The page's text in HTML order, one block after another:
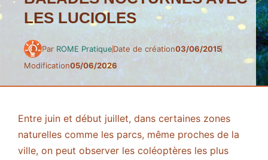
LES LUCIOLES
Par ROME PratiqueDate de création03/06/2015
Modification05/06/2026
Entre juin et début juillet, dans certaines zones
naturelles comme les parcs, même proches de la
ville, on peut observer les coléoptères les plus